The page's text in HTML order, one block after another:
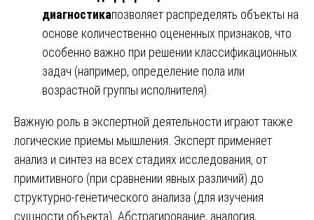
диагностикапозволяет распределять объекты на
основе количественно оцененных признаков, что
особенно важно при решении классификационных
задач (например, определение пола или
возрастной группы исполнителя).
Важную роль в экспертной деятельности играют также
логические приемы мышления. Эксперт применяет
анализ и синтез на всех стадиях исследования, от
примитивного (при сравнении явных различий) до
структурно-генетического анализа (для изучения
сущности объекта). Абстрагирование, аналогия,